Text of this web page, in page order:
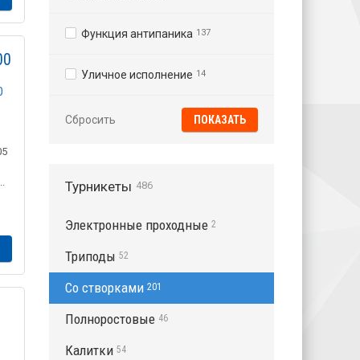
Функция антипаника 137
Уличное исполнение 14
Сбросить
Турникеты 486
Электронные проходные 2
Триподы 52
Со створками 201
Полноростовые 46
Калитки 54